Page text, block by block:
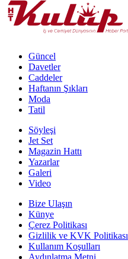
Güncel
Davetler
Caddeler
Haftanın Şıkları
Moda
Tatil
Söyleşi
Jet Set
Magazin Hattı
Yazarlar
Galeri
Video
Bize Ulaşın
Künye
Çerez Politikası
Gizlilik ve KVK Politikası
Kullanım Koşulları
Aydınlatma Metni